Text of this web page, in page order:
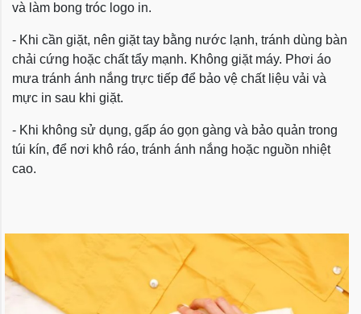
và làm bong tróc logo in.
- Khi cần giặt, nên giặt tay bằng nước lạnh, tránh dùng bàn
chải cứng hoặc chất tẩy mạnh. Không giặt máy. Phơi áo
mưa tránh ánh nắng trực tiếp để bảo vệ chất liệu vải và
mực in sau khi giặt.
- Khi không sử dụng, gấp áo gọn gàng và bảo quản trong
túi kín, để nơi khô ráo, tránh ánh nắng hoặc nguồn nhiệt
cao.